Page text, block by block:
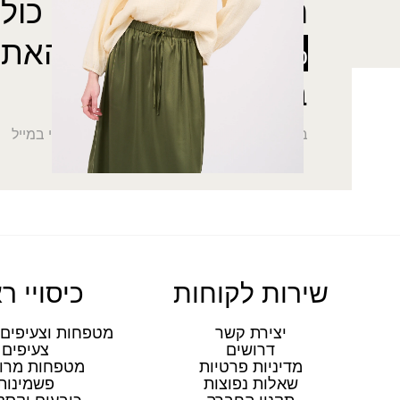
רוצה להתעדכן לפני
5% הנחה
על כל
בהרשמה לניוזלטר
בואי להתעדכן בחדשות הכי מפנקות שתקבלי במייל
שירות לקוחות
יצירת קשר
דרושים
מדיניות פרטיות
שאלות נפוצות
כיסויי
מטפחות
צעיפים
מטפחות